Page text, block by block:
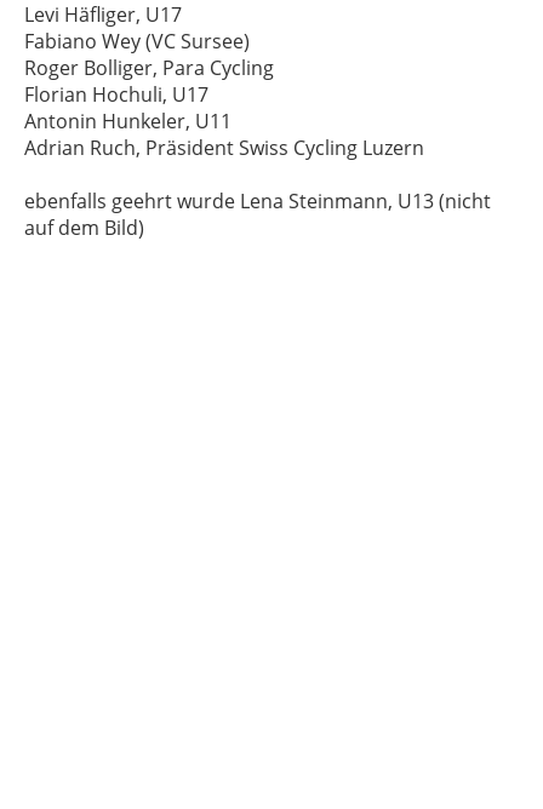
Levi Häfliger, U17
Fabiano Wey (VC Sursee)
Roger Bolliger, Para Cycling
Florian Hochuli, U17
Antonin Hunkeler, U11
Adrian Ruch, Präsident Swiss Cycling Luzern
ebenfalls geehrt wurde Lena Steinmann, U13 (nicht
auf dem Bild)